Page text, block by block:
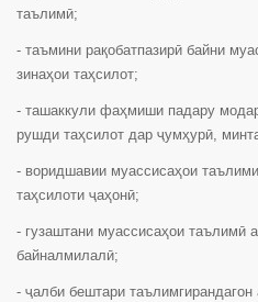
таълимӣ;
- таъмини рақобатпазирӣ байни
зинаҳои таҳсилот;
- ташаккули фаҳмиши падару
рушди таҳсилот дар ҷумҳурӣ,
- воридшавии муассисаҳои
таҳсилоти ҷаҳонӣ;
- гузаштани муассисаҳои таълимӣ
байналмилалӣ;
- ҷалби бештари таълимгирандагон